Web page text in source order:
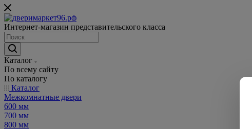
Интернет-магазин представительского класса
Каталог
По всему сайту
По каталогу
Каталог
Межкомнатные двери
600 мм
700 мм
800 мм